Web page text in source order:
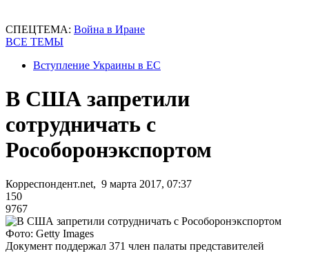
СПЕЦТЕМА: Война в Иране
ВСЕ ТЕМЫ
Вступление Украины в ЕС
В США запретили
сотрудничать с
Рособоронэкспортом
Корреспондент.net, 9 марта 2017, 07:37
150
9767
Фото: Getty Images
Документ поддержал 371 член палаты представителей